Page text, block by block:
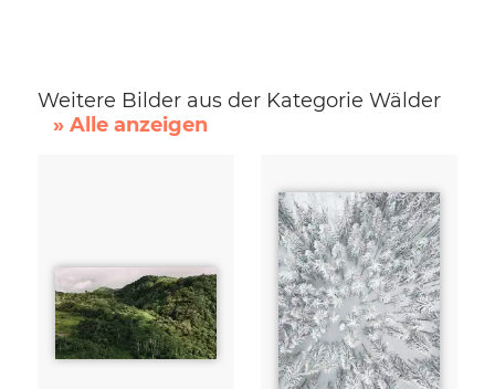
Weitere Bilder aus der Kategorie Wälder
» Alle anzeigen